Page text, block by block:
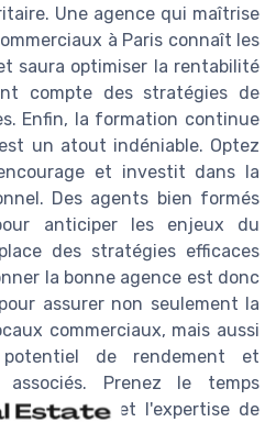
Une agence qui maîtrise
à Paris connaît les
saura optimiser la rentabilité
compte des stratégies de
Enfin, la formation continue
un atout indéniable. Optez
et investit dans la
Des agents bien formés
anticiper les enjeux du
des stratégies efficaces
la bonne agence est donc
assurer non seulement la
commerciaux, mais aussi
de rendement et
Prenez le temps
réputation et l'expertise de